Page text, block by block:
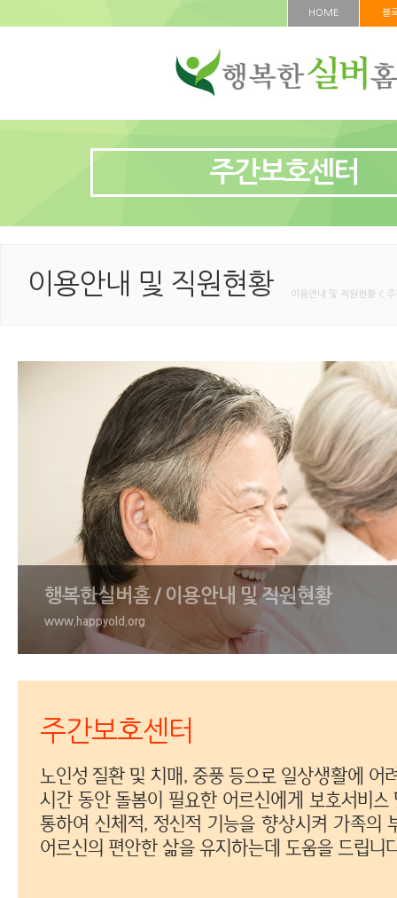
HOME 블
주간보호센터
이용안내 및 직원현황 이용안내 및 직원현황 <
행복한실버홈 / 이용안내 및 직원현황
www.happyold.org
주간보호센터
노인성 질환 및 치매, 중풍 등으로 일상생활에 어
시간 동안 돌봄이 필요한 어르신에게 보호서비스
통하여 신체적, 정신적 기능을 향상시켜 가족의
어르신의 편안한 삶을 유지하는데 도움을 드립니